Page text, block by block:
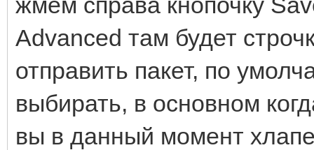
Advanced там будет
отправить пакет, по
выбирать, в основном
вы в данный момент